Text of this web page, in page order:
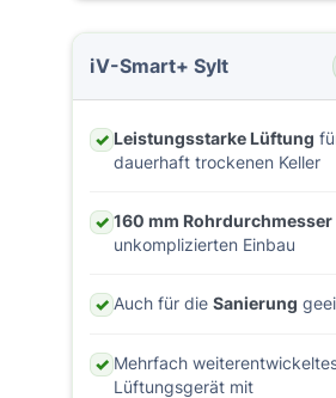
iV-Smart+ Sylt
✓ Leistungsstarke Lüftung
dauerhaft trockenen Keller
✓ 160 mm Rohrdurchmesser
unkomplizierten Einbau
✓ Auch für die Sanierung
✓ Mehrfach
Lüftungsgerät mit